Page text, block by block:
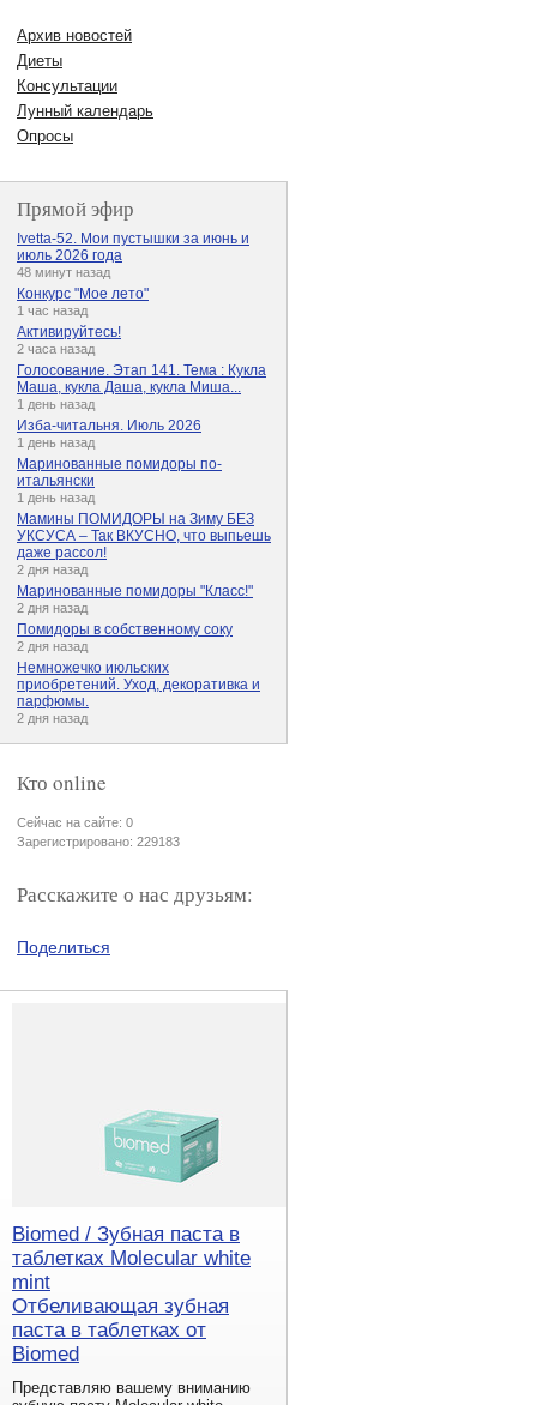
Архив новостей
Диеты
Консультации
Лунный календарь
Опросы
Прямой эфир
Ivetta-52. Мои пустышки за июнь и
июль 2026 года
48 минут назад
Конкурс "Мое лето"
1 час назад
Активируйтесь!
2 часа назад
Голосование. Этап 141. Тема : Кукла
Маша, кукла Даша, кукла Миша...
1 день назад
Изба-читальня. Июль 2026
1 день назад
Маринованные помидоры по-
итальянски
1 день назад
Мамины ПОМИДОРЫ на Зиму БЕЗ
УКСУСА – Так ВКУСНО, что выпьешь
даже рассол!
2 дня назад
Маринованные помидоры "Класс!"
2 дня назад
Помидоры в собственному соку
2 дня назад
Немножечко июльских
приобретений. Уход, декоративка и
парфюмы.
2 дня назад
Кто online
Сейчас на сайте: 0
Зарегистрировано: 229183
Расскажите о нас друзьям:
Поделиться
Biomed / Зубная паста в
таблетках Molecular white
mint
Отбеливающая зубная
паста в таблетках от
Biomed
Представляю вашему вниманию